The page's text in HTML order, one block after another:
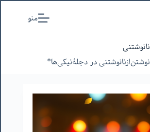
منو
نانوشتنی
نوشتن‌از‌نانوشتنی‌ در‌ دجلۀنیکی‌ها*